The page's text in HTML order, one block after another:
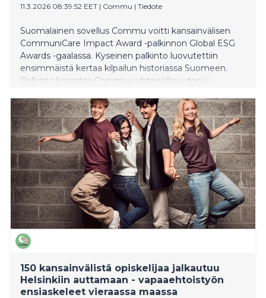
11.3.2026 08:39:52 EET | Commu | Tiedote
Suomalainen sovellus Commu voitti kansainvälisen
CommuniCare Impact Award -palkinnon Global ESG
Awards -gaalassa. Kyseinen palkinto luovutettiin
ensimmäistä kertaa kilpailun historiassa Suomeen.
Palkinto korostaa Commua yhteisöllisyyden ja
tukee paikallista yhteisöllisyyttä ja naapuriapua
mahdollistamalla auttamisen ja avun pyytämisen
muutamalla napin painalluksella.
150 kansainvälistä opiskelijaa jalkautuu
Helsinkiin auttamaan - vapaaehtoistyön
ensiaskeleet vieraassa maassa